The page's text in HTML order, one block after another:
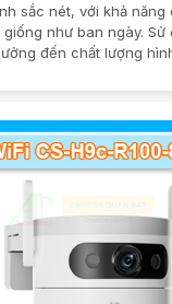
sắc nét, với khả năng
như ban ngày. Sử
đến chất lượng